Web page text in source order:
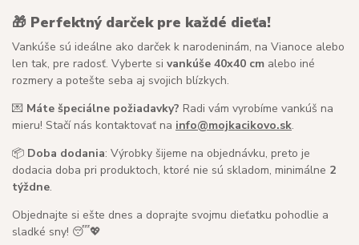
🎁 Perfektný darček pre každé dieťa!
Vankúše sú ideálne ako darček k narodeninám, na Vianoce alebo
len tak, pre radosť. Vyberte si vankúše 40x40 cm alebo iné
rozmery a potešte seba aj svojich blízkych.
💌 Máte špeciálne požiadavky? Radi vám vyrobíme vankúš na
mieru! Stačí nás kontaktovať na info@mojkacikovo.sk.
📦 Doba dodania: Výrobky šijeme na objednávku, preto je
dodacia doba pri produktoch, ktoré nie sú skladom, minimálne 2
týždne.
Objednajte si ešte dnes a doprajte svojmu dieťatku pohodlie a
sladké sny! 😴💖